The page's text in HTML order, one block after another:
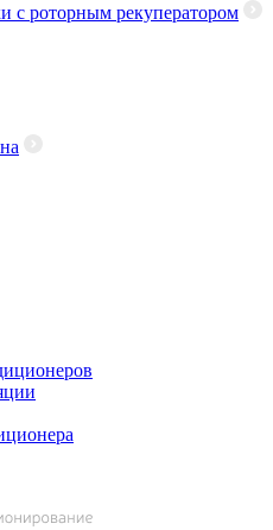
с роторным рекуператором